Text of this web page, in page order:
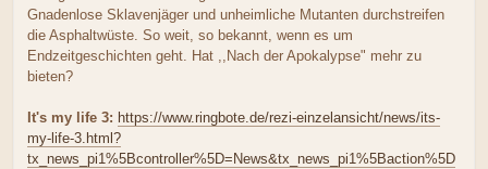
Gnadenlose Sklavenjäger und unheimliche Mutanten durchstreifen
die Asphaltwüste. So weit, so bekannt, wenn es um
Endzeitgeschichten geht. Hat ,,Nach der Apokalypse" mehr zu
bieten?
It's my life 3: https://www.ringbote.de/rezi-einzelansicht/news/its-
my-life-3.html?
tx_news_pi1%5Bcontroller%5D=News&tx_news_pi1%5Baction%5D